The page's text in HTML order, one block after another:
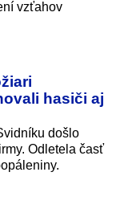
vzťahov
hasiči aj
došlo
Odletela časť